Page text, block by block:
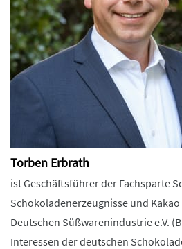
Torben Erbrath
ist Geschäftsführer der Fachsparte
Schokoladenerzeugnisse und
Deutschen Süßwarenindustrie e.V.
Interessen der deutschen